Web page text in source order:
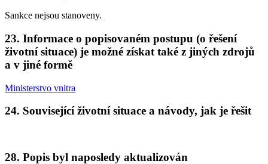
Sankce nejsou stanoveny.
23. Informace o popisovaném postupu (o řešení
životní situace) je možné získat také z jiných zdrojů
a v jiné formě
Ministerstvo vnitra
24. Související životní situace a návody, jak je řešit
28. Popis byl naposledy aktualizován